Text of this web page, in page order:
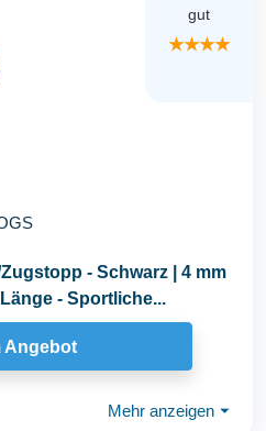
gut
★★★★
- Schwarz | 4 mm
- Sportliche...
Angebot
Mehr anzeigen ⏷